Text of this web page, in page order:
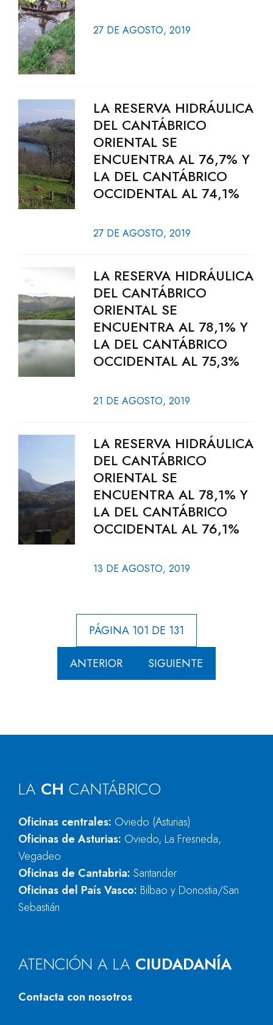
27 DE AGOSTO, 2019
LA RESERVA HIDRÁULICA
DEL CANTÁBRICO
ORIENTAL SE
ENCUENTRA AL 76,7% Y
LA DEL CANTÁBRICO
OCCIDENTAL AL 74,1%
27 DE AGOSTO, 2019
LA RESERVA HIDRÁULICA
DEL CANTÁBRICO
ORIENTAL SE
ENCUENTRA AL 78,1% Y
LA DEL CANTÁBRICO
OCCIDENTAL AL 75,3%
21 DE AGOSTO, 2019
LA RESERVA HIDRÁULICA
DEL CANTÁBRICO
ORIENTAL SE
ENCUENTRA AL 78,1% Y
LA DEL CANTÁBRICO
OCCIDENTAL AL 76,1%
13 DE AGOSTO, 2019
PÁGINA 101 DE 131
ANTERIOR SIGUIENTE
LA CH CANTÁBRICO
Oficinas centrales: Oviedo (Asturias)
Oficinas de Asturias: Oviedo, La Fresneda,
Vegadeo
Oficinas de Cantabria: Santander
Oficinas del País Vasco: Bilbao y Donostia/San
Sebastián
ATENCIÓN A LA CIUDADANÍA
Contacta con nosotros